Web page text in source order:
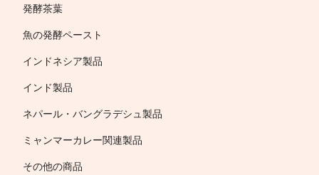
発酵茶葉
魚の発酵ペースト
インドネシア製品
インド製品
ネパール・バングラデシュ製品
ミャンマーカレー関連製品
その他の商品